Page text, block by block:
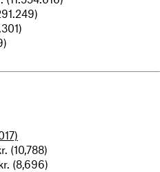
(10,788)
(8,696)